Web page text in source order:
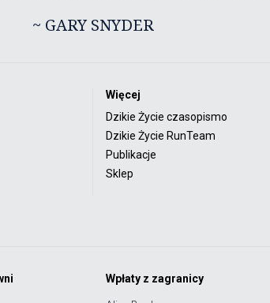
~ GARY SNYDER
Więcej
Dzikie Życie czasopismo
Dzikie Życie RunTeam
Publikacje
Sklep
Wpłaty z zagranicy